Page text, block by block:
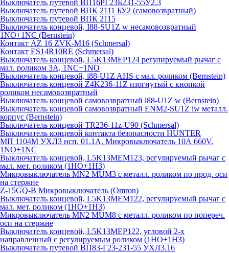
Выключатель путевой ВП16РГ23Б231-55У2.3
Выключатель путевой ВПК 2111 БУ2 (самовозвратный)
Выключатель путевой ВПК 2115
Выключатель концевой, I88-SU1Z w несамовозвратный
1NO+1NC (Bernstein)
Контакт AZ 16 ZVK-M16 (Schmersal)
Контакт ES14R10RE (Schmersal)
Выключатель концевой, L5K13MEP124 регулируемый рычаг с
мал. роликом 3А, 1NC+1NO
Выключатель концевой, i88-U1Z AHS с мал. роликом (Bernstein)
Выключатель концевой Z4K236-11Z изогнутый с кнопкой
роликом несамовозвратный
Выключатель концевой самовозвратный l88-U1Z w (Bernstein)
Выключатель концевой самовозвратный ENM2-SU1Z iw металл.
корпус (Bernstein)
Выключатель концевой TR236-11z-U90 (Schmersal)
Выключатель концевой контакта безопасности HUNTER
МП 1104М УХЛ3 исп. 01.1А, Микровыключатель 10А 660V,
1NO+1NC
Выключатель концевой, L5K13MEM123, регулируемый рычаг с
мал. мет. роликом (1НО+1НЗ)
Микровыключатель MN2 MUM3 с металл. роликом по прод. оси
на стержне
Z-15GQ-B Микровыключатель (Omron)
Выключатель концевой, L5K13MEM122, регулируемый рычаг с
мал. мет. роликом (1НО+1НЗ)
Микровыключатель MN2 MUM8 с металл. роликом по попереч.
оси на стержне
Выключатель концевой, L5K13MEP122, угловой 2-х
направленный с регулируемым роликом (1НО+1НЗ)
Выключатель путевой ВП83-Г23-231-55 УХЛ3.16